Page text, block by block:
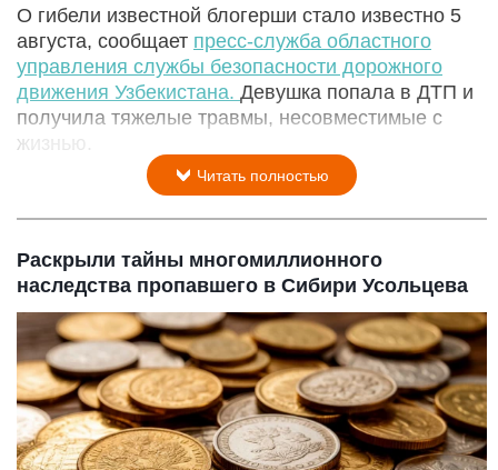
О гибели известной блогерши стало известно 5
августа, сообщает пресс-служба областного
управления службы безопасности дорожного
движения Узбекистана. Девушка попала в ДТП и
получила тяжелые травмы, несовместимые с
жизнью.
Читать полностью
Раскрыли тайны многомиллионного
наследства пропавшего в Сибири Усольцева